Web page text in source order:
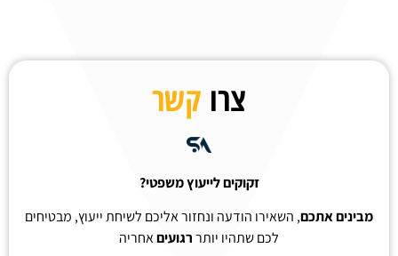
צרו קשר
זקוקים לייעוץ משפטי?
מבינים אתכם, השאירו הודעה ונחזור אליכם לשיחת ייעוץ, מבטיחים
לכם שתהיו יותררגועיםאחריה